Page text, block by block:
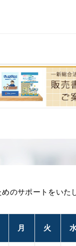
のサポートをいた
月 火